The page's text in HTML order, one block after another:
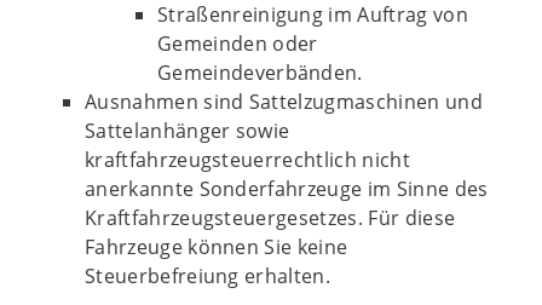
Straßenreinigung im Auftrag von
Gemeinden oder
Gemeindeverbänden.
Ausnahmen sind Sattelzugmaschinen und
Sattelanhänger sowie
kraftfahrzeugsteuerrechtlich nicht
anerkannte Sonderfahrzeuge im Sinne des
Kraftfahrzeugsteuergesetzes. Für diese
Fahrzeuge können Sie keine
Steuerbefreiung erhalten.